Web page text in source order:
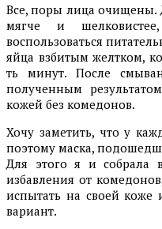
Все, поры лица очищены.
мягче и
воспользоваться
яйца взбитым желтком,
ть минут. После
полученным
кожей без комедонов.
Хочу заметить, что у
поэтому маска,
Для этого я и собрала
избавления от
испытать на своей коже
вариант.